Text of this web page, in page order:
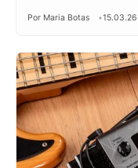
Por Maria Botas 15.03.26